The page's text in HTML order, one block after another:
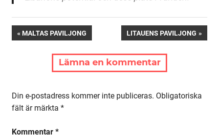
Inläggsnavigering
FÖREGÅENDE:
MALTAS PAVILJONG NÄSTA:
LITAUENS PAVILJONG
Lämna en kommentar
Din e-postadress kommer inte publiceras. Obligatoriska
fält är märkta *
Kommentar *